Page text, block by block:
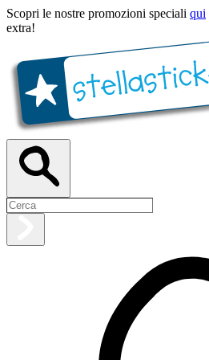
Scopri le nostre promozioni speciali qui
extra!